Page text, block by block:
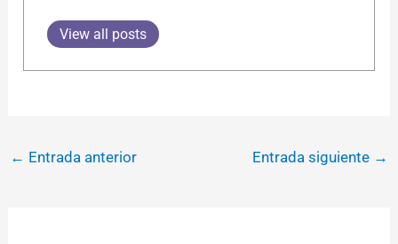
View all posts
← Entrada anterior Entrada siguiente →